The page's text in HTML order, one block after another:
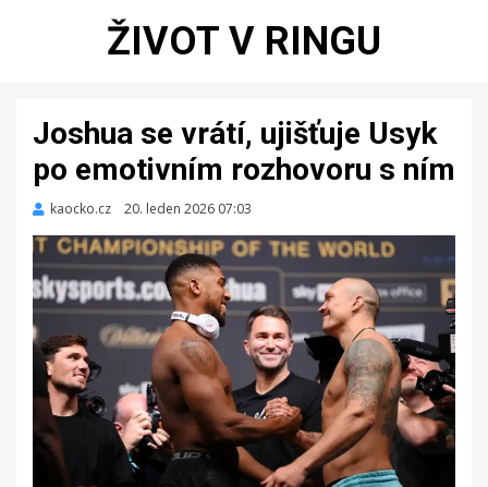
ŽIVOT V RINGU
Joshua se vrátí, ujišťuje Usyk
po emotivním rozhovoru s ním
kaocko.cz
Zveřejněno
20. leden 2026 07:03